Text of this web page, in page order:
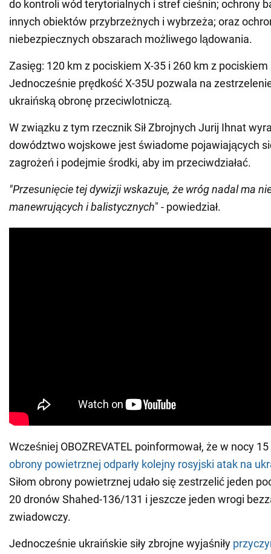
do kontroli wód terytorialnych i stref cieśnin; ochrony
innych obiektów przybrzeżnych i wybrzeża; oraz
niebezpiecznych obszarach możliwego lądowania.
Zasięg: 120 km z pociskiem X-35 i 260 km z pociskiem
Jednocześnie prędkość X-35U pozwala na
ukraińską obronę przeciwlotniczą.
W związku z tym rzecznik Sił Zbrojnych Jurij Ihnat
dowództwo wojskowe jest świadome pojawiających
zagrożeń i podejmie środki, aby im przeciwdziałać.
"Przesunięcie tej dywizji wskazuje, że wróg nadal ma
manewrujących i balistycznych" - powiedział.
Wcześniej OBOZREVATEL poinformował, że w nocy
obrony powietrznej odparły kolejny rosyjski atak na
Siłom obrony powietrznej udało się zestrzelić jeden
20 dronów Shahed-136/131 i jeszcze jeden wrogi
zwiadowczy.
Jednocześnie ukraińskie siły zbrojne wyjaśniły